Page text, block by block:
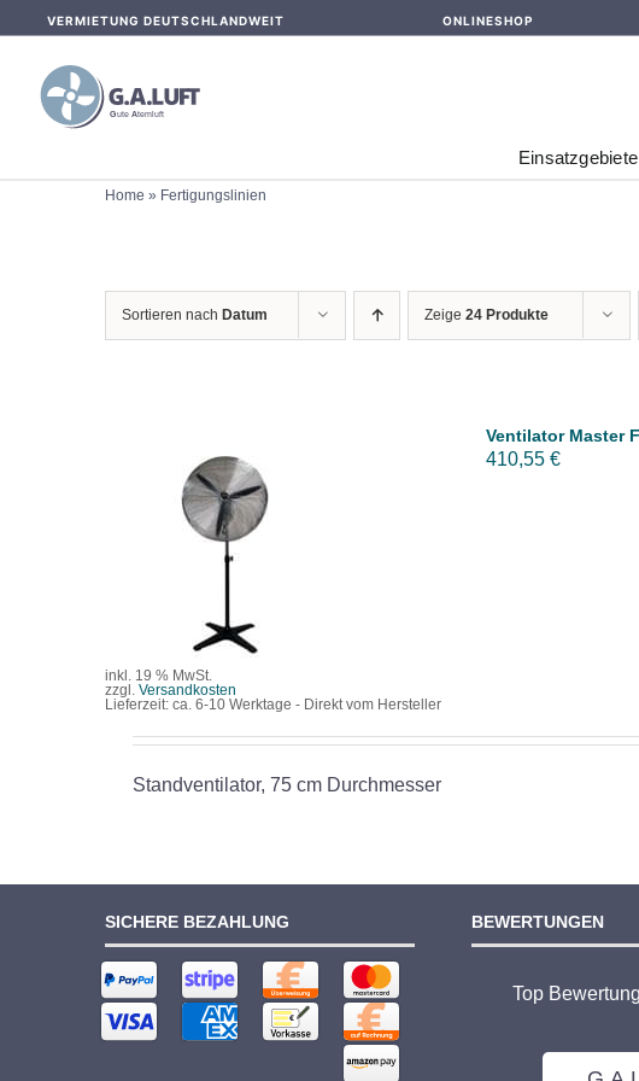
content
VERMIETUNG DEUTSCHLANDWEIT ONLINESHOP
Einsatzgebiete
Home » Fertigungslinien
Sortieren nach Datum Zeige 24 Produkte
IN DEN WARENKORB
DETAILS
Ventilator Master
410,55 €
inkl. 19 % MwSt.
zzgl. Versandkosten
Lieferzeit: ca. 6-10 Werktage - Direkt vom Hersteller
Standventilator, 75 cm Durchmesser
SICHERE BEZAHLUNG BEWERTUNGEN
Top